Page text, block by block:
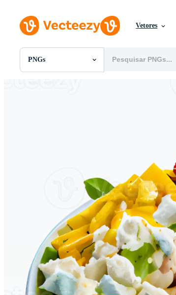
Vetores
PNGs
Todas Imagens